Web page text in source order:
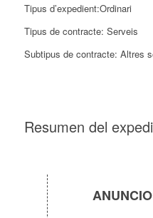
Tipus d’expedient:Ordinari
Tipus de contracte: Serveis
Subtipus de contracte: Altres
Resumen del